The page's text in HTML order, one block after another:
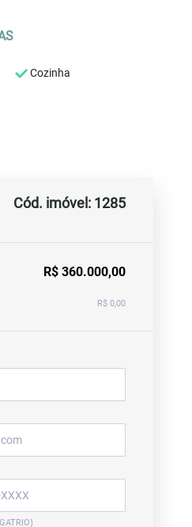
Cozinha
Cód. imóvel: 1285
R$ 360.000,00
R$ 0,00